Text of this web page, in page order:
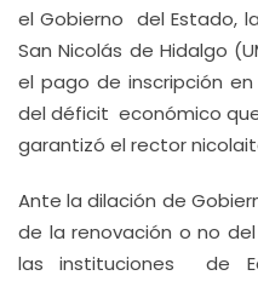
el Gobierno del Estado,
San Nicolás de Hidalgo
el pago de inscripción
del déficit económico
garantizó el rector
Ante la dilación de
de la renovación o no
las instituciones de